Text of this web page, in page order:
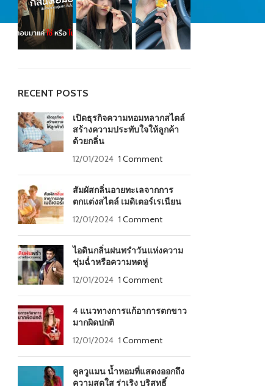
QUOTE
ไม่ว่าหญิงหรือชาย พรมน้ำหอมไว้ตรึงกัน
น้ำหอมที่ทำให้คุณได้สัมผัสกับความหอม ที่ให้ความสดชื่นตลอด
พร้อมกับขวดที่ดีไซน์ แล...
CONTINUE READING
RECENT POSTS
เปิดธุรกิจความหอมหลากสไตล์
สร้างความประทับใจให้ลูกค้า
ด้วยกลิ่น
12/01/2024 1 Comment
สัมผัสกลิ่นอายทะเลจากการ
ตกแต่งสไตล์ เมดิเตอร์เรเนียน
12/01/2024 1 Comment
ไอดินกลิ่นฝนพรำวันแห่งความ
ชุ่มฉ่ำหรือความหดหู่
12/01/2024 1 Comment
4 แนวทางการแก้อาการตกขาว
มากผิดปกติ
12/01/2024 1 Comment
คูลวูแมน น้ำหอมที่แสดงออกถึง
ความสดใส ร่าเริง บริสุทธิ์